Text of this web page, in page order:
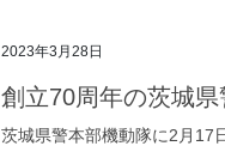
2023年3月28日
創立70周年の茨城
茨城県警本部機動隊に2月17